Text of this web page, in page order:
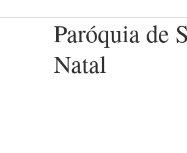
DIÁCONOSParóquia de
Natal